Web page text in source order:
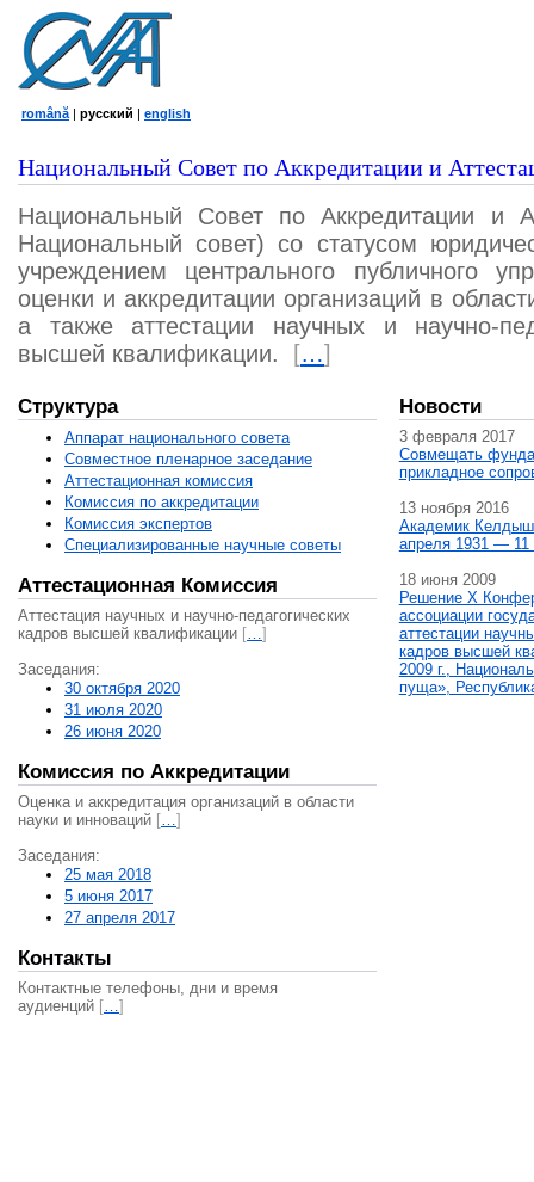
română | русский | english
Национальный Совет по Аккредитации и
Национальный Совет по Аккредитации и
Национальный совет) со статусом
учреждением центрального публичного
оценки и аккредитации организаций в
а также аттестации научных и научно-
высшей квалификации.
[…]
Структура
Аппарат национального совета
Совместное пленарное заседание
Аттестационная комисcия
Комиссия по аккредитации
Комиссия экспертов
Специализированные научные советы
Аттестационная Комиссия
Аттестация научных и научно-педагогических
кадров высшей квалификации […]
Заседания:
30 октября 2020
31 июля 2020
26 июня 2020
Комиссия по Аккредитации
Оценка и аккредитация организаций в области
науки и инноваций […]
Заседания:
25 мая 2018
5 июня 2017
27 апреля 2017
Контакты
Контактные телефоны, дни и время
аудиенций […]
Новости
3 февраля 2017
Совмещать
прикладное
13 ноября 2016
Академик
апреля 1931 — 11
18 июня 2009
Решение X
ассоциации
аттестации
кадров высшей
2009 г.,
пуща»,